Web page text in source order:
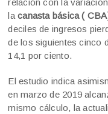
relación con la
lacanasta básica (
deciles de ingresos
de los siguientes cinco
14,1 por ciento.
El estudio indica
en marzo de 2019
mismo cálculo, la